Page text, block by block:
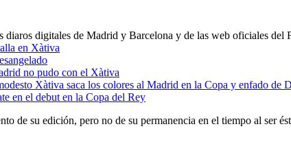
diaros digitales de Madrid y Barcelona y de las web oficiales del
en Xàtiva
no pudo con el Xàtiva
Xàtiva saca los colores al Madrid en la Copa y enfado de
en el debut en la Copa del Rey
de su edición, pero no de su permanencia en el tiempo al ser